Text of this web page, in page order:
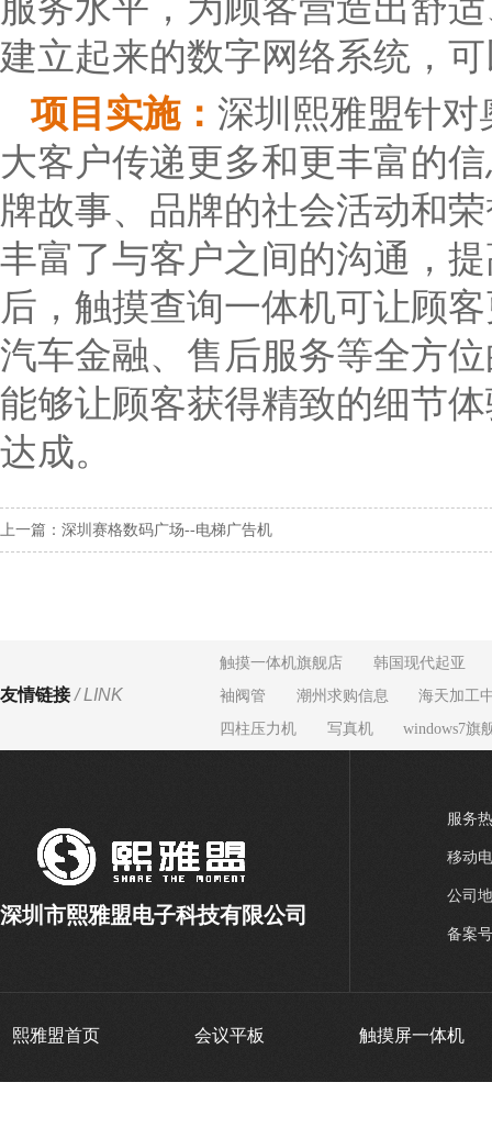
服务水平，为顾客营造出舒
建立起来的数字网络系统，
项目实施： 深圳熙雅盟针对
大客户传递更多和更丰富的
牌故事、品牌的社会活动和
丰富了与客户之间的沟通，
后，触摸查询一体机可让顾
汽车金融、售后服务等全方
能够让顾客获得精致的细节
达成。
上一篇：深圳赛格数码广场--电梯广告机
友情链接/ LINK
触摸一体机旗舰店
韩国现代起亚
袖阀管
潮州求购信息
海天加工
四柱压力机
写真机 windows7旗
深圳市熙雅盟电子科技有限公司
服务
移动
公司
备案
熙雅盟首页 会议平板 触摸屏一体机